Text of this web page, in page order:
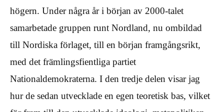
högern. Under några år i början av 2000-talet
samarbetade gruppen runt Nordland, nu ombildad
till Nordiska förlaget, till en början framgångsrikt,
med det främlingsfientliga partiet
Nationaldemokraterna. I den tredje delen visar jag
hur de sedan utvecklade en egen teoretisk bas, vilket